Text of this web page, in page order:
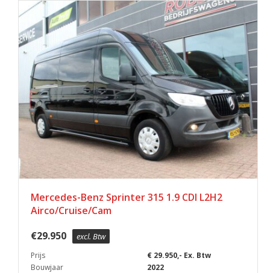
Mercedes-Benz Sprinter 315 1.9 CDI L2H2
Airco/Cruise/Cam
€29.950 excl. Btw
Prijs
€ 29.950,- Ex. Btw
Bouwjaar
2022